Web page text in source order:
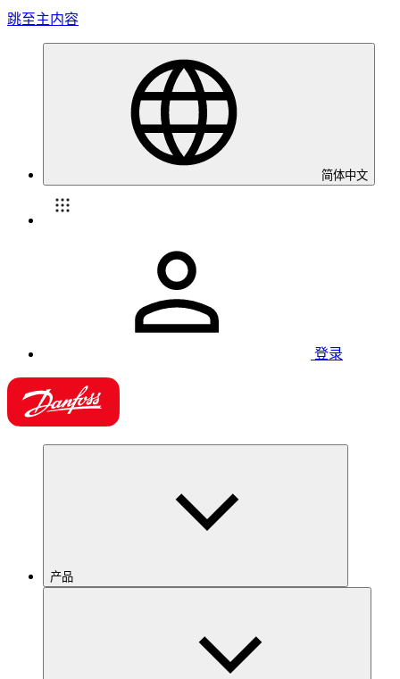
跳至主内容
简体中文
登录
产品